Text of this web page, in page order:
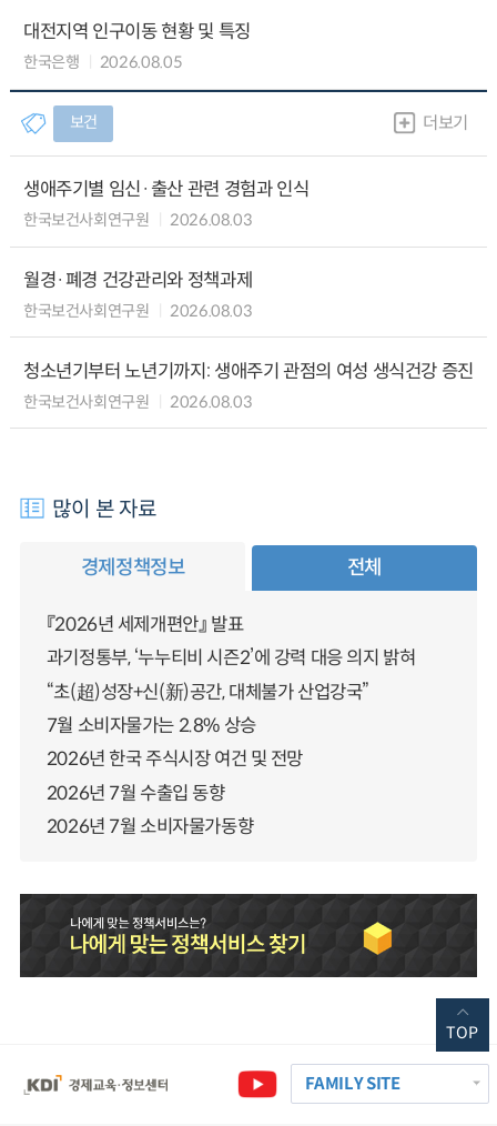
대전지역 인구이동 현황 및 특징
한국은행 2026.08.05
보건 더보기
생애주기별 임신·출산 관련 경험과 인식
한국보건사회연구원 2026.08.03
월경·폐경 건강관리와 정책과제
한국보건사회연구원 2026.08.03
청소년기부터 노년기까지: 생애주기 관점의 여성 생식건강 증진
한국보건사회연구원 2026.08.03
많이 본 자료
경제정책정보 전체
『2026년 세제개편안』 발표
과기정통부, ‘누누티비 시즌2’에 강력 대응 의지 밝혀
“초(超)성장+신(新)공간, 대체불가 산업강국”
7월 소비자물가는 2.8% 상승
2026년 한국 주식시장 여건 및 전망
2026년 7월 수출입 동향
2026년 7월 소비자물가동향
FAMILY SITE
TOP